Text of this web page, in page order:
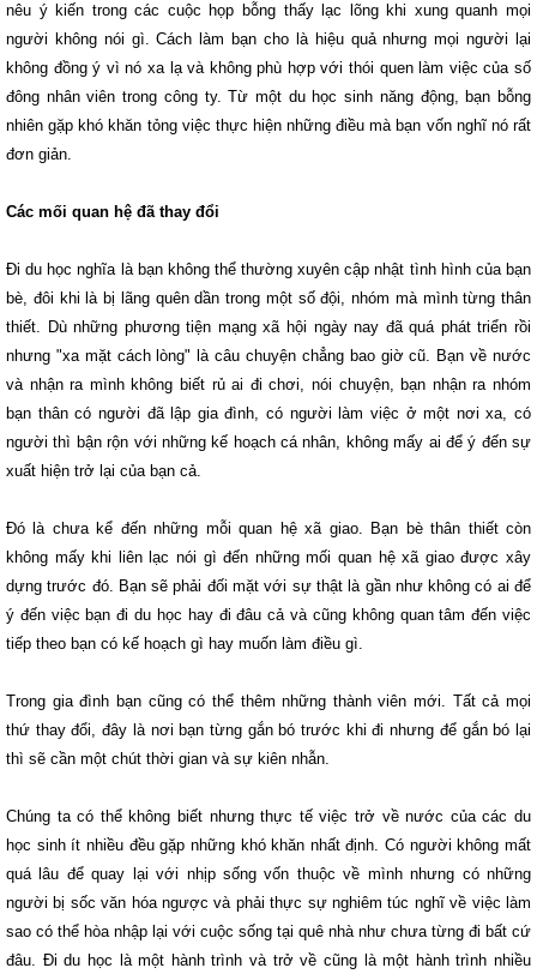
nêu ý kiến trong các cuộc họp bỗng thấy lạc lõng khi xung quanh mọi
người không nói gì. Cách làm bạn cho là hiệu quả nhưng mọi người lại
không đồng ý vì nó xa lạ và không phù hợp với thói quen làm việc của số
đông nhân viên trong công ty. Từ một du học sinh năng động, bạn bỗng
nhiên gặp khó khăn tỏng việc thực hiện những điều mà bạn vốn nghĩ nó rất
đơn giản.
Các mối quan hệ đã thay đổi
Đi du học nghĩa là bạn không thể thường xuyên cập nhật tình hình của bạn
bè, đôi khi là bị lãng quên dần trong một số đội, nhóm mà mình từng thân
thiết. Dù những phương tiện mạng xã hội ngày nay đã quá phát triển rồi
nhưng "xa mặt cách lòng" là câu chuyện chẳng bao giờ cũ. Bạn về nước
và nhận ra mình không biết rủ ai đi chơi, nói chuyện, bạn nhận ra nhóm
bạn thân có người đã lập gia đình, có người làm việc ở một nơi xa, có
người thì bận rộn với những kế hoạch cá nhân, không mấy ai để ý đến sự
xuất hiện trở lại của bạn cả.
Đó là chưa kể đến những mỗi quan hệ xã giao. Bạn bè thân thiết còn
không mấy khi liên lạc nói gì đến những mối quan hệ xã giao được xây
dựng trước đó. Bạn sẽ phải đối mặt với sự thật là gần như không có ai để
ý đến việc bạn đi du học hay đi đâu cả và cũng không quan tâm đến việc
tiếp theo bạn có kế hoạch gì hay muốn làm điều gì.
Trong gia đình bạn cũng có thể thêm những thành viên mới. Tất cả mọi
thứ thay đổi, đây là nơi bạn từng gắn bó trước khi đi nhưng để gắn bó lại
thì sẽ cần một chút thời gian và sự kiên nhẫn.
Chúng ta có thể không biết nhưng thực tế việc trở về nước của các du
học sinh ít nhiều đều gặp những khó khăn nhất định. Có người không mất
quá lâu để quay lại với nhịp sống vốn thuộc về mình nhưng có những
người bị sốc văn hóa ngược và phải thực sự nghiêm túc nghĩ về việc làm
sao có thể hòa nhập lại với cuộc sống tại quê nhà như chưa từng đi bất cứ
đâu. Đi du học là một hành trình và trở về cũng là một hành trình nhiều